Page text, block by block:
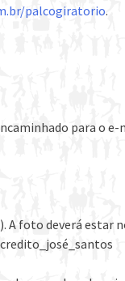
palcogiratorio.
para o e-
A foto deverá estar